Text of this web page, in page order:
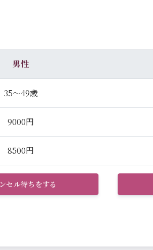
男性
35～49歳
9000円
8500円
セル待ちをする